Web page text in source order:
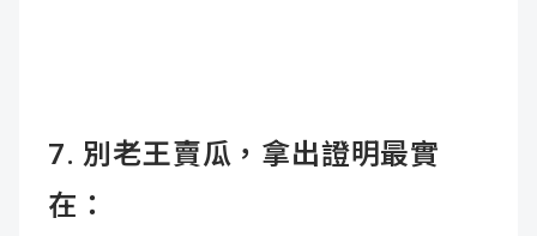
7. 別老王賣瓜，拿出證明最實
在：